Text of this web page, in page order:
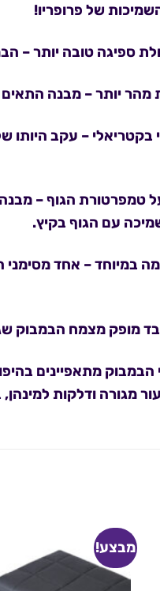
של פרופריו!
ספיגה טובה יותר–
מהר יותר– מבנה התאים
בקטריאלי – עקב היותו
טמפרטורת הגוף–
עם הגוף בקיץ.
במיוחד– אחד
מופק מצמח הבמבוק
הבמבוק מתאפיינים
ודלקות למינהן,
מבצע!